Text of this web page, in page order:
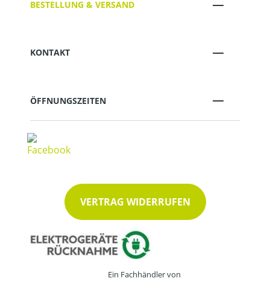
BESTELLUNG & VERSAND
KONTAKT
ÖFFNUNGSZEITEN
VERTRAG WIDERRUFEN
Ein Fachhändler von